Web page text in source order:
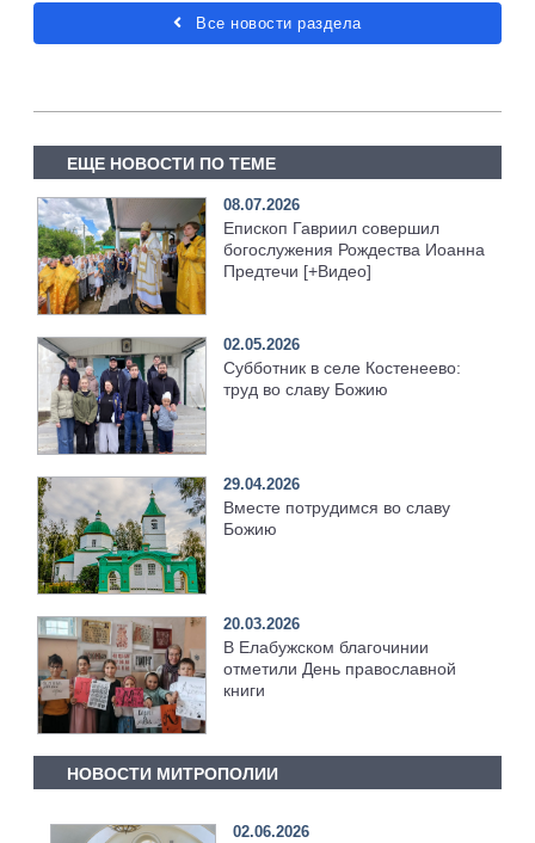
Все новости раздела
ЕЩЕ НОВОСТИ ПО ТЕМЕ
08.07.2026
Епископ Гавриил совершил
богослужения Рождества Иоанна
Предтечи [+Видео]
02.05.2026
Субботник в селе Костенеево:
труд во славу Божию
29.04.2026
Вместе потрудимся во славу
Божию
20.03.2026
В Елабужском благочинии
отметили День православной
книги
НОВОСТИ МИТРОПОЛИИ
02.06.2026